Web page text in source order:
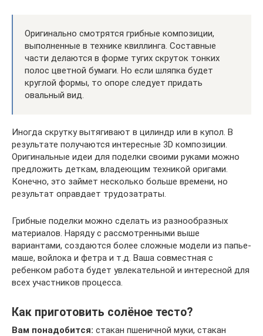
Оригинально смотрятся грибные композиции,
выполненные в технике квиллинга. Составные
части делаются в форме тугих скруток тонких
полос цветной бумаги. Но если шляпка будет
круглой формы, то опоре следует придать
овальный вид.
Иногда скрутку вытягивают в цилиндр или в купол. В
результате получаются интересные 3D композиции.
Оригинальные идеи для поделки своими руками можно
предложить деткам, владеющим техникой оригами.
Конечно, это займет несколько больше времени, но
результат оправдает трудозатраты.
Грибные поделки можно сделать из разнообразных
материалов. Наряду с рассмотренными выше
вариантами, создаются более сложные модели из папье-
маше, войлока и фетра и т.д. Ваша совместная с
ребенком работа будет увлекательной и интересной для
всех участников процесса.
Как приготовить солёное тесто?
Вам понадобится: стакан пшеничной муки, стакан